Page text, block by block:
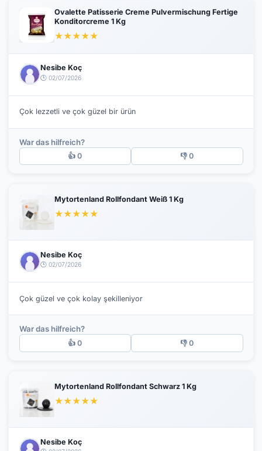
Ovalette Patisserie Creme Pulvermischung Fertige
Konditorcreme 1 Kg
★★★★★
Nesibe Koç
🕒 02/07/2026
Çok lezzetli ve çok güzel bir ürün
War das hilfreich?
👍 0 👎 0
Mytortenland Rollfondant Weiß 1 Kg
★★★★★
Nesibe Koç
🕒 02/07/2026
Çok güzel ve çok kolay şekilleniyor
War das hilfreich?
👍 0 👎 0
Mytortenland Rollfondant Schwarz 1 Kg
★★★★★
Nesibe Koç